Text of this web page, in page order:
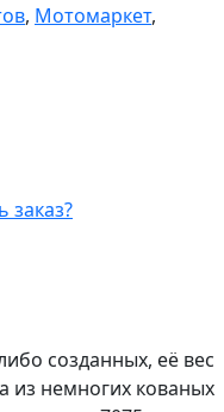
, Мотомаркет,
заказ?
созданных, её вес
из немногих кованых